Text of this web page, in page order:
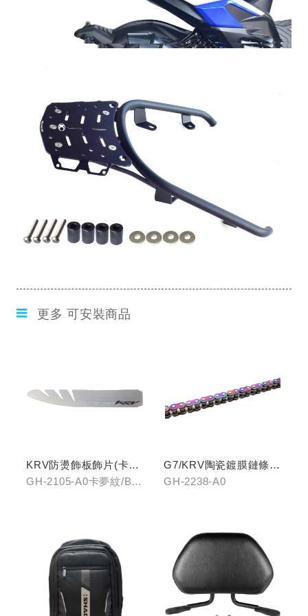
更多 可安裝商品
KRV防燙飾板飾片(卡夢
紋/金屬髮絲)
GH-2105-A0卡夢紋/B0
G7/KRV陶瓷鍍膜鏈條-
炫彩
GH-2238-A0